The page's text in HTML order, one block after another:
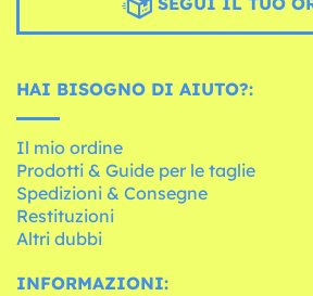
HAI BISOGNO DI AIUTO?:
Il mio ordine
Prodotti & Guide per le taglie
Spedizioni & Consegne
Restituzioni
Altri dubbi
INFORMAZIONI: